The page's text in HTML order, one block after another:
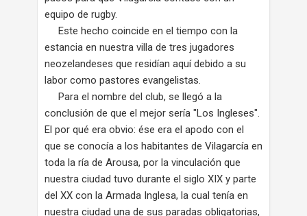
equipo de rugby.
Este hecho coincide en el tiempo con la
estancia en nuestra villa de tres jugadores
neozelandeses que residían aquí debido a su
labor como pastores evangelistas.
Para el nombre del club, se llegó a la
conclusión de que el mejor sería "Los Ingleses".
El por qué era obvio: ése era el apodo con el
que se conocía a los habitantes de Vilagarcía en
toda la ría de Arousa, por la vinculación que
nuestra ciudad tuvo durante el siglo XIX y parte
del XX con la Armada Inglesa, la cual tenía en
nuestra ciudad una de sus paradas obligatorias,